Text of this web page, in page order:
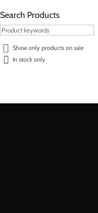
Search Products
Show only products on sale
In stock only